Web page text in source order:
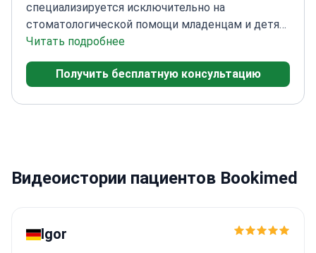
специализируется исключительно на
стоматологической помощи младенцам и детям
уже более 20 лет. Ее работа сочетает частную
практику с преподаванием в Католическом
университете Санто-
работала детским стоматологом в
младенцев: теоретические и практические
основы».
Читать подробнее
Получить бесплатную консультацию
Видеоистории пациентов Bookimed
Igor